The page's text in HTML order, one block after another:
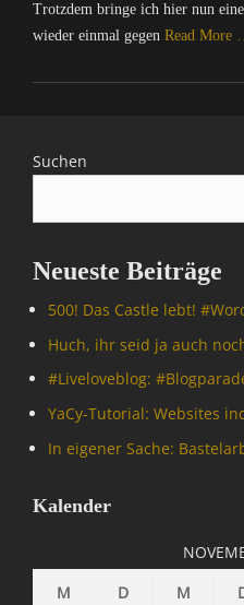
Trotzdem bringe ich hier nun
wieder einmal gegen Read More
Categories
p
t
r
I
e
e
Suchen
Neueste Beiträge
500! Das Castle lebt!
Huch, ihr seid ja auch
#Livelove­blog:
YaCy-Tutorial: Websites
In eigener Sache:
Kalender
M
D M